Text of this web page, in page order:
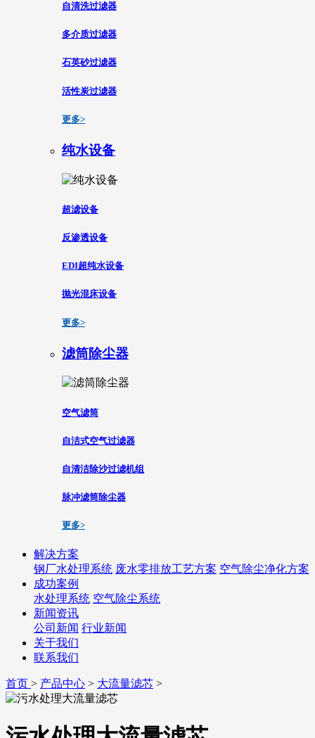
自清洗过滤器
多介质过滤器
石英砂过滤器
活性炭过滤器
更多>
纯水设备
超滤设备
反渗透设备
EDI超纯水设备
抛光混床设备
更多>
滤筒除尘器
空气滤筒
自洁式空气过滤器
自清洁除沙过滤机组
脉冲滤筒除尘器
更多>
解决方案
钢厂水处理系统 废水零排放工艺方案 空气除尘净化方案
成功案例
水处理系统 空气除尘系统
新闻资讯
公司新闻 行业新闻
关于我们
联系我们
首页 > 产品中心 > 大流量滤芯 >